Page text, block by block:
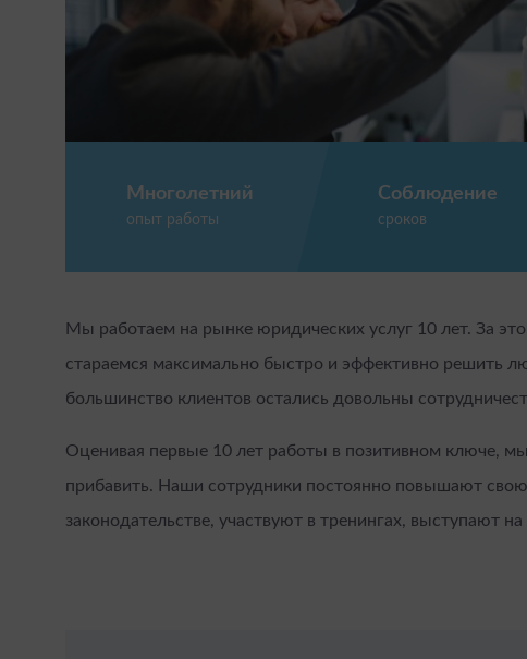
Многолетний
опыт работы
Соблюдение
сроков
Мы работаем на рынке юридических услуг 10 лет. За
стараемся максимально быстро и эффективно решить
большинство клиентов остались довольны
Оценивая первые 10 лет работы в позитивном ключе,
прибавить. Наши сотрудники постоянно повышают
законодательстве, участвуют в тренингах, выступают